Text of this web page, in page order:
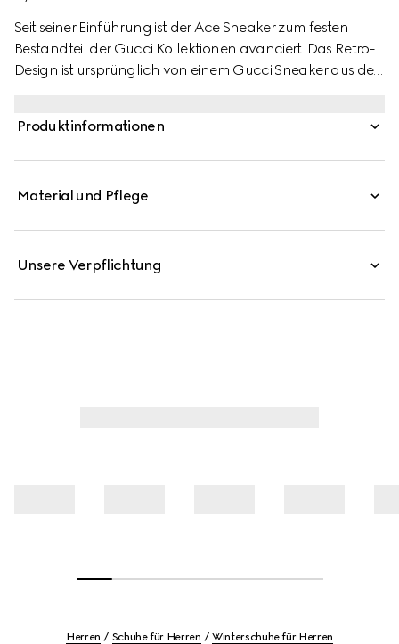
Seit seiner Einführung ist der Ace Sneaker zum festen
Bestandteil der Gucci Kollektionen avanciert. Das Retro-
Design ist ursprünglich von einem Gucci Sneaker aus den
eingeführt. Dieses Low-Top-Modell aus weißem Leder
Produktinformationen
Material und Pflege
Unsere Verpflichtung
Herren Schuhe für Herren Winterschuhe für Herren